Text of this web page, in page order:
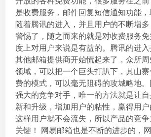
是收费服务，邮件回复短信通知功能，
随着腾讯的进入，并且用户的不断增
警惕了，随之而来的就是对收费服务
度上对用户来说是有益的。腾讯的进
其他邮箱提供商开始慌起来了，众所
领域，可以把一个巨头打趴下，其山
费的模式，可以毫无阻碍的攻城略地
强大的竞争对手，唯一的方法就是让
新和升级，增加用户的粘性，赢得用户
这样用户就不会流失，所以产品的竞
关键！ 网易邮箱也是不断的进步的，